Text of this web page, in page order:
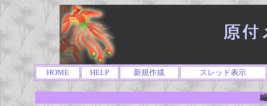
HOME HELP 新規作成 スレッド表示